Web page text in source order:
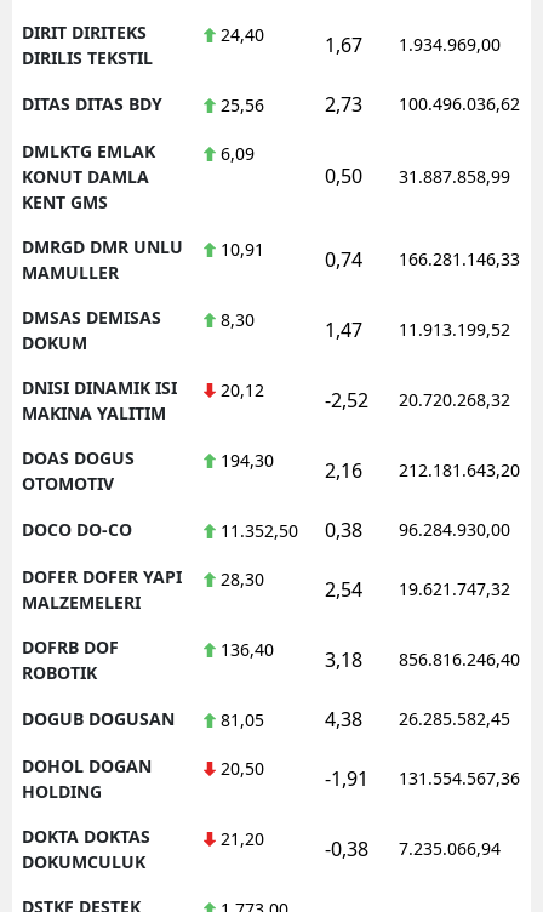
DIRIT DIRITEKS
DIRILIS TEKSTIL
24,40 1,67 1.934.969,00
DITAS DITAS BDY 25,56 2,73 100.496.036,62
DMLKTG EMLAK
KONUT DAMLA
KENT GMS
6,09
0,50 31.887.858,99
DMRGD DMR UNLU
MAMULLER
10,91 0,74 166.281.146,33
DMSAS DEMISAS
DOKUM
8,30 1,47 11.913.199,52
DNISI DINAMIK ISI
MAKINA YALITIM
20,12 -2,52 20.720.268,32
DOAS DOGUS
OTOMOTIV
194,30 2,16 212.181.643,20
DOCO DO-CO 11.352,50 0,38 96.284.930,00
DOFER DOFER YAPI
MALZEMELERI
28,30 2,54 19.621.747,32
DOFRB DOF
ROBOTIK
136,40 3,18 856.816.246,40
DOGUB DOGUSAN 81,05 4,38 26.285.582,45
DOHOL DOGAN
HOLDING
20,50 -1,91 131.554.567,36
DOKTA DOKTAS
DOKUMCULUK
21,20 -0,38 7.235.066,94
DSTKF DESTEK